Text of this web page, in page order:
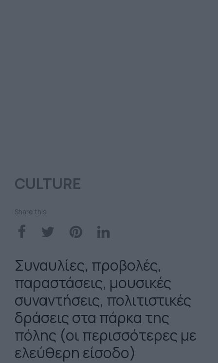
CULTURE
Share this
Συναυλίες, προβολές,
παραστάσεις, μουσικές
συναντήσεις, πολιτιστικές
δράσεις στα πάρκα της
πόλης (οι περισσότερες με
ελεύθερη είσοδο)